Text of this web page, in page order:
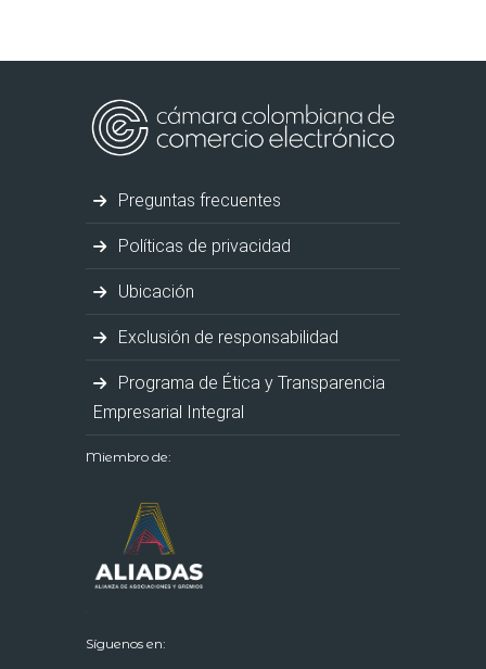
Preguntas frecuentes
Políticas de privacidad
Ubicación
Exclusión de responsabilidad
Programa de Ética y Transparencia
Empresarial Integral
Miembro de:
Síguenos en: